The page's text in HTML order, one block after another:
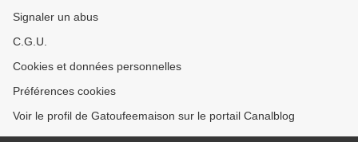
Signaler un abus
C.G.U.
Cookies et données personnelles
Préférences cookies
Voir le profil de Gatoufeemaison sur le portail Canalblog